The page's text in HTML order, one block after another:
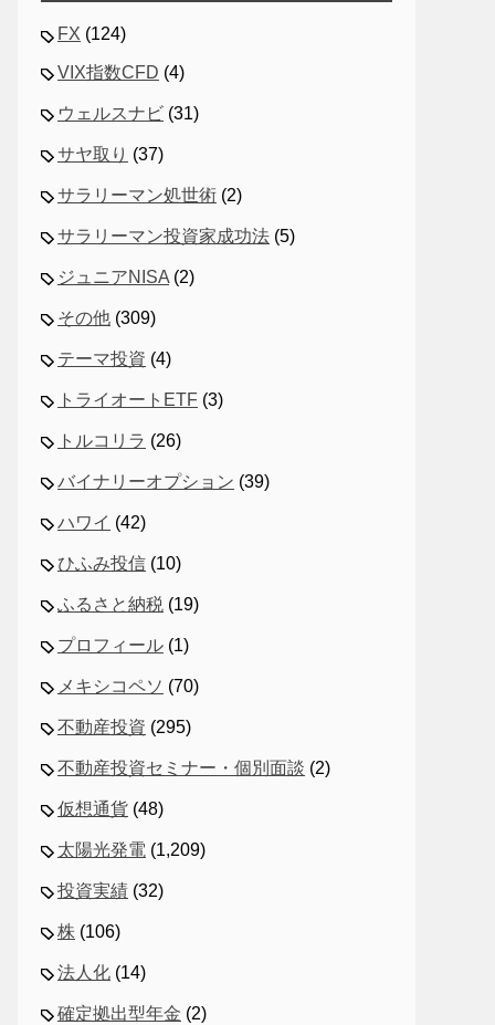
FX (124)
VIX指数CFD (4)
ウェルスナビ (31)
サヤ取り (37)
サラリーマン処世術 (2)
サラリーマン投資家成功法 (5)
ジュニアNISA (2)
その他 (309)
テーマ投資 (4)
トライオートETF (3)
トルコリラ (26)
バイナリーオプション (39)
ハワイ (42)
ひふみ投信 (10)
ふるさと納税 (19)
プロフィール (1)
メキシコペソ (70)
不動産投資 (295)
不動産投資セミナー・個別面談 (2)
仮想通貨 (48)
太陽光発電 (1,209)
投資実績 (32)
株 (106)
法人化 (14)
確定拠出型年金 (2)